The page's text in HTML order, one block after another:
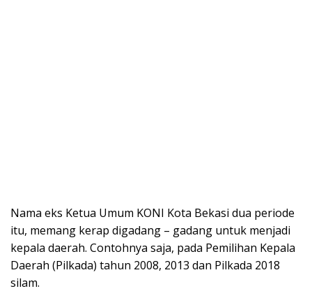
Nama eks Ketua Umum KONI Kota Bekasi dua periode
itu, memang kerap digadang – gadang untuk menjadi
kepala daerah. Contohnya saja, pada Pemilihan Kepala
Daerah (Pilkada) tahun 2008, 2013 dan Pilkada 2018
silam.